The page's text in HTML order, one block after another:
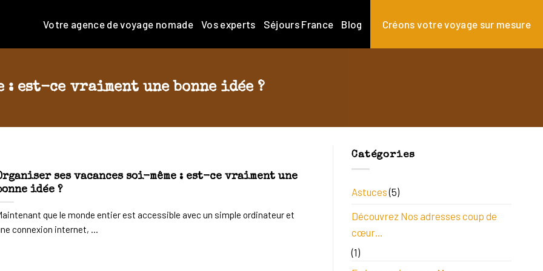
Votre agence de voyage nomade Vos experts Séjours France Blog Créons votre voyage sur mesure
: est-ce vraiment une bonne idée ?
ses vacances soi-même : est-ce vraiment une
idée ?
que le monde entier est accessible avec un simple ordinateur et
connexion internet, ...
Catégories
Astuces(5)
Découvrez Nos adresses coup de
cœur…
(1)